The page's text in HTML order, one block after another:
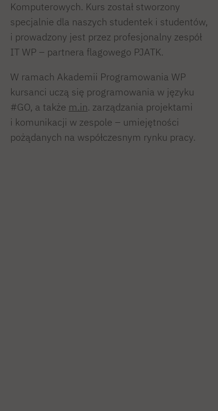
Komputerowych. Kurs został stworzony
specjalnie dla naszych studentek i studentów,
i prowadzony jest przez profesjonalny zespół
IT WP – partnera flagowego PJATK.
W ramach Akademii Programowania WP
kursanci uczą się programowania w języku
#GO, a także m.in. zarządzania projektami
i komunikacji w zespole – umiejętności
pożądanych na współczesnym rynku pracy.